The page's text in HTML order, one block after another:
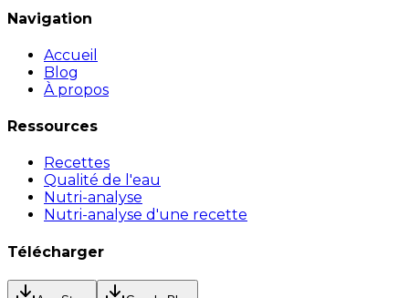
Navigation
Accueil
Blog
À propos
Ressources
Recettes
Qualité de l'eau
Nutri-analyse
Nutri-analyse d'une recette
Télécharger